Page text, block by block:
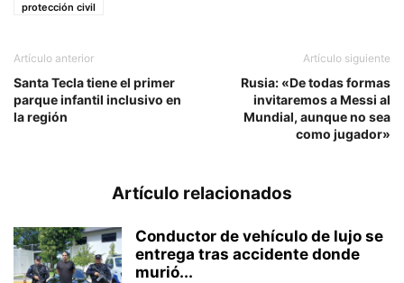
protección civil
Artículo anterior
Santa Tecla tiene el primer
parque infantil inclusivo en
la región
Artículo siguiente
Rusia: «De todas formas
invitaremos a Messi al
Mundial, aunque no sea
como jugador»
Artículo relacionados
Conductor de vehículo de lujo se
entrega tras accidente donde
murió...